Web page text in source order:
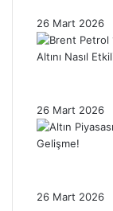
26 Mart 2026
26 Mart 2026
26 Mart 2026